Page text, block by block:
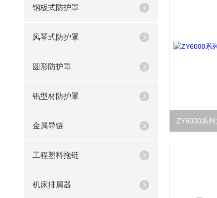
钢板式防护罩
风琴式防护罩
圆形防护罩
铝型材防护罩
金属导链
工程塑料拖链
机床排屑器